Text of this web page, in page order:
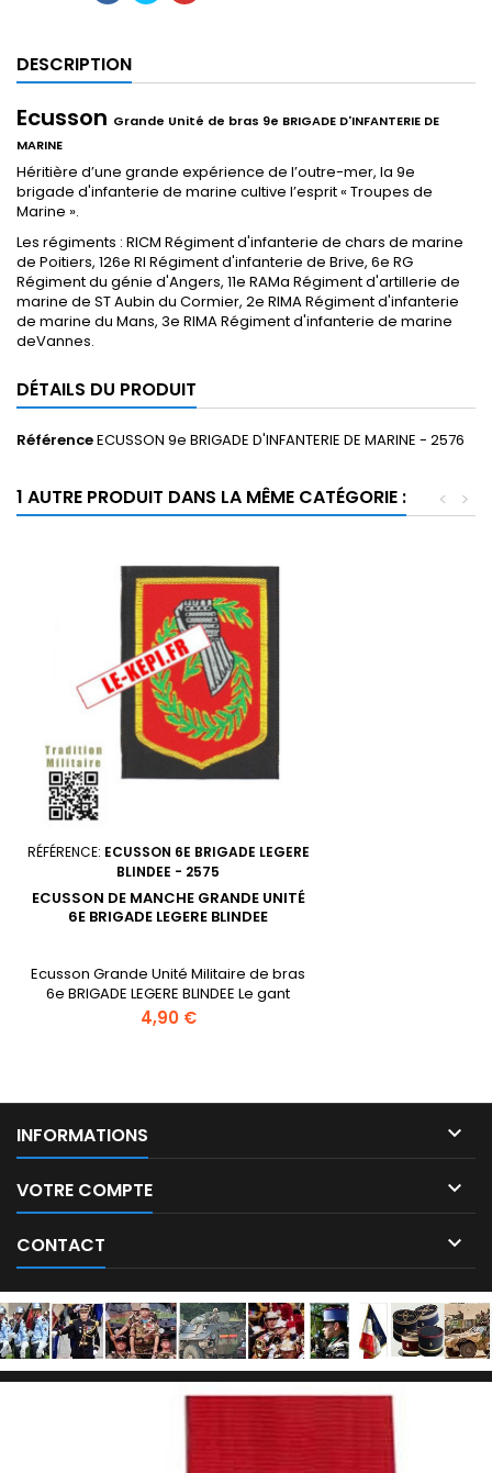
DESCRIPTION
Ecusson Grande Unité de bras 9e BRIGADE D'INFANTERIE DE
MARINE
Héritière d’une grande expérience de l’outre-mer, la 9e
brigade d'infanterie de marine cultive l’esprit « Troupes de
Marine ».
Les régiments : RICM Régiment d'infanterie de chars de marine
de Poitiers, 126e RI Régiment d'infanterie de Brive, 6e RG
Régiment du génie d'Angers, 11e RAMa Régiment d'artillerie de
marine de ST Aubin du Cormier, 2e RIMA Régiment d'infanterie
de marine du Mans, 3e RIMA Régiment d'infanterie de marine
deVannes.
DÉTAILS DU PRODUIT
RéférenceECUSSON 9e BRIGADE D'INFANTERIE DE MARINE - 2576
1 AUTRE PRODUIT DANS LA MÊME CATÉGORIE : >
<
RÉFÉRENCE: ECUSSON 6E BRIGADE LEGERE
BLINDEE - 2575
ECUSSON DE MANCHE GRANDE UNITÉ
6E BRIGADE LEGERE BLINDEE
Ecusson Grande Unité Militaire de bras
6e BRIGADE LEGERE BLINDEE Le gant
d'acier sur fond rouge représente la
Prix
4,90 €
INFORMATIONS 
VOTRE COMPTE 
CONTACT 